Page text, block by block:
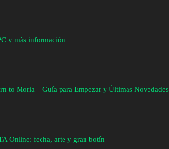
y más información
to Moria – Guía para Empezar y Últimas Novedades
Online: fecha, arte y gran botín